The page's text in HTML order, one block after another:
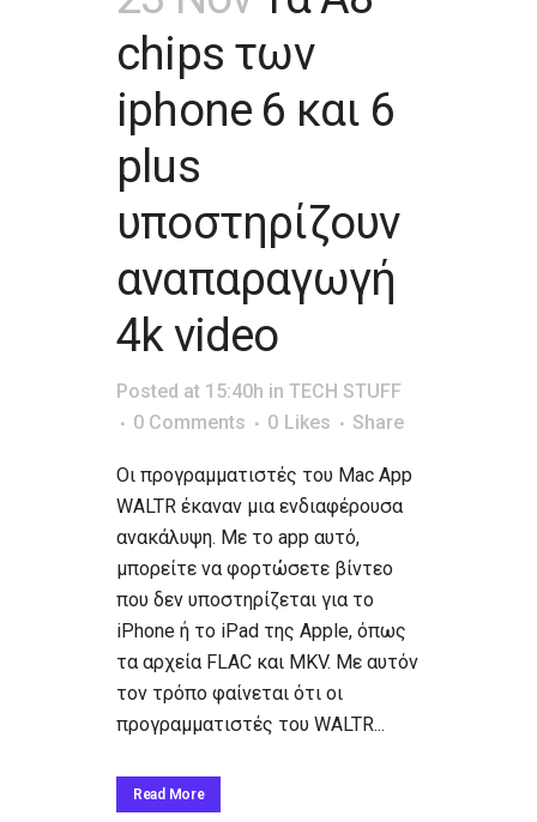
chips των
iphone 6 και 6
plus
υποστηρίζουν
αναπαραγωγή
4k video
Posted at 15:40h in TECH STUFF
0 Comments
0 Likes Share
Οι προγραμματιστές του Mac App
WALTR έκαναν μια ενδιαφέρουσα
ανακάλυψη. Με το app αυτό,
μπορείτε να φορτώσετε βίντεο
που δεν υποστηρίζεται για το
iPhone ή το iPad της Apple, όπως
τα αρχεία FLAC και MKV. Με αυτόν
τον τρόπο φαίνεται ότι οι
προγραμματιστές του WALTR...
Read More